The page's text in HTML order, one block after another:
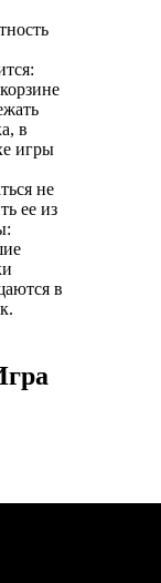
в
игры
не
ее из
в